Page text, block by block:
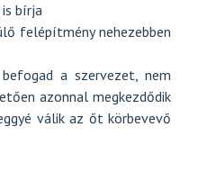
bírja
felépítmény nehezebben
a szervezet, nem
azonnal megkezdődik
válik az őt körbevevő